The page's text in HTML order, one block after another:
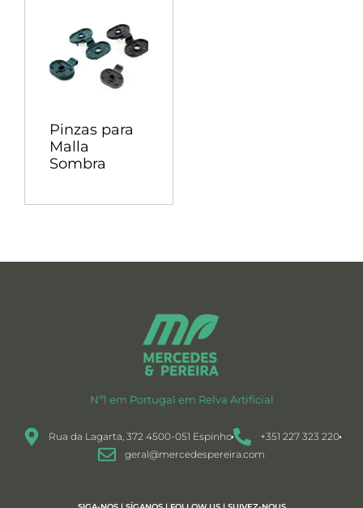
Pinzas para
Malla
Sombra
Nº1 em Portugal em Relva Artificial
Rua da Lagarta, 372 4500-051 Espinho
+351 227 323 220
geral@mercedespereira.com